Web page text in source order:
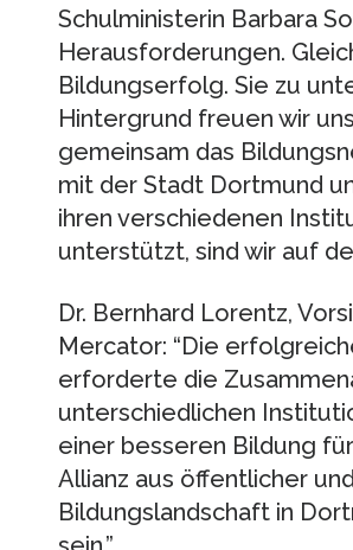
Schulministerin Barbara
Herausforderungen.
Bildungserfolg. Sie zu
Hintergrund freuen wir
gemeinsam das
mit der Stadt Dortmund
ihren verschiedenen
unterstützt, sind wir auf
Dr. Bernhard Lorentz,
Mercator: “Die
erforderte die
unterschiedlichen
einer besseren Bildung
Allianz aus öffentlicher
Bildungslandschaft in